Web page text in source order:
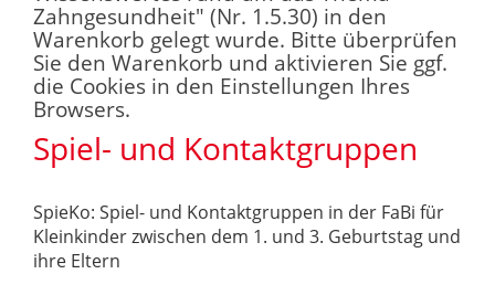
Zahngesundheit" (Nr. 1.5.30) in den
Warenkorb gelegt wurde. Bitte überprüfen
Sie den Warenkorb und aktivieren Sie ggf.
die Cookies in den Einstellungen Ihres
Browsers.
Spiel- und Kontaktgruppen
SpieKo: Spiel- und Kontaktgruppen in der FaBi für
Kleinkinder zwischen dem 1. und 3. Geburtstag und
ihre Eltern